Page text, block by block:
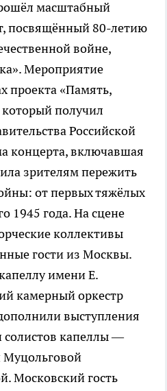
масштабный
посвящённый 80-летию
войне,
Мероприятие
проекта «Память,
получил
Российской
концерта, включавшая
зрителям пережить
от первых тяжёлых
1945 года. На сцене
коллективы
гости из Москвы.
имени Е.
камерный оркестр
выступления
солистов капеллы —
Муцольговой
Московский гость